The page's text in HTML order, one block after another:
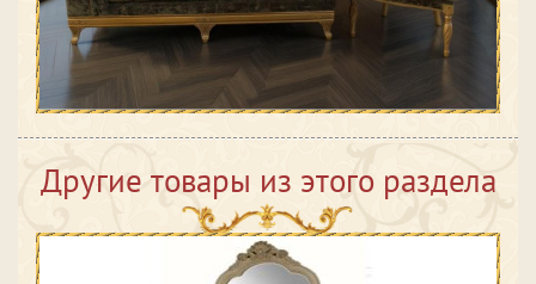
Другие товары из этого раздела